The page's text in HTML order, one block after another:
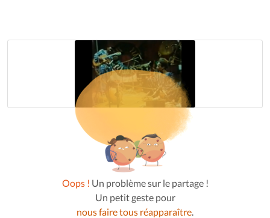
Oops ! Un problème sur le partage !
Un petit geste pour
nous faire tous réapparaître